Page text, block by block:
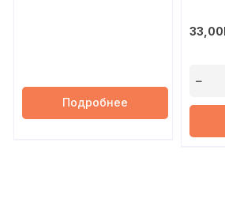
Подробнее
33,00